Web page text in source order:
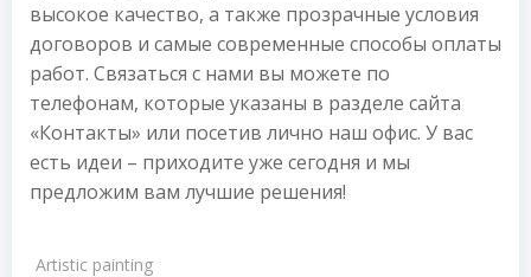
высокое качество, а также прозрачные условия
договоров и самые современные способы оплаты
работ. Связаться с нами вы можете по
телефонам, которые указаны в разделе сайта
«Контакты» или посетив лично наш офис. У вас
есть идеи – приходите уже сегодня и мы
предложим вам лучшие решения!
Artistic painting